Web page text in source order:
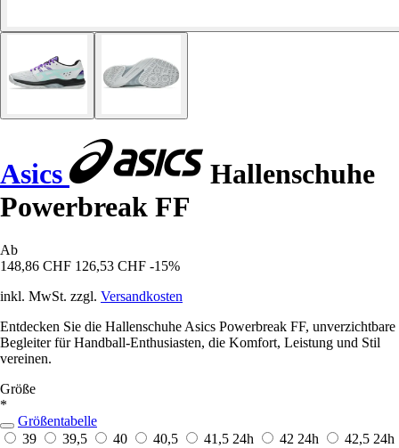
Asics
Hallenschuhe
Powerbreak FF
Ab
148,86 CHF 126,53 CHF -15%
inkl. MwSt. zzgl. Versandkosten
Entdecken Sie die Hallenschuhe Asics Powerbreak FF, unverzichtbare
Begleiter für Handball-Enthusiasten, die Komfort, Leistung und Stil
vereinen.
Größe
*
Größentabelle
39
39,5 40 40,5 41,5 24h 42 24h 42,5 24h